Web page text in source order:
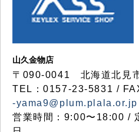
山久金物店
〒090-0041 北海道北見
TEL：0157-23-5831 /
-yama9@plum.plala.or.jp
営業時間：9:00〜18:00 /